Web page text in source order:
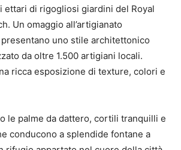
ettari di rigogliosi giardini del Royal
Un omaggio all’artigianato
uno stile architettonico
da oltre 1.500 artigiani locali.
ricca esposizione di texture, colori e
le palme da dattero, cortili tranquilli e
conducono a splendide fontane a